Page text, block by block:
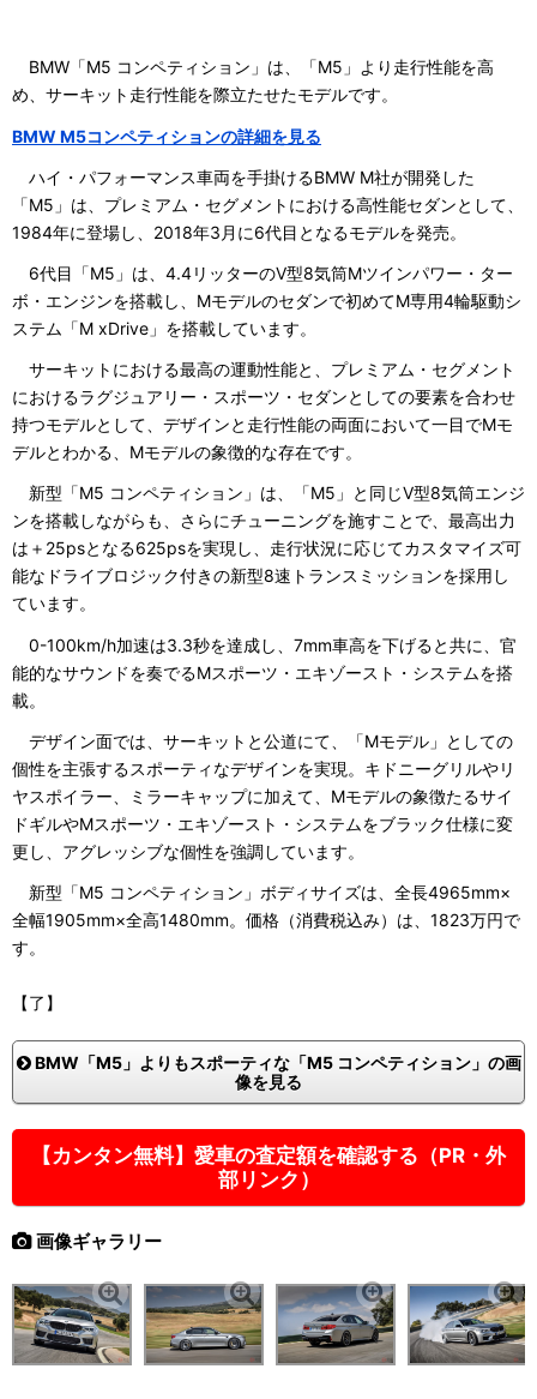
BMW「M5 コンペティション」は、「M5」より走行性能を高
め、サーキット走行性能を際立たせたモデルです。
BMW M5コンペティションの詳細を見る
ハイ・パフォーマンス車両を手掛けるBMW M社が開発した
「M5」は、プレミアム・セグメントにおける高性能セダンとして、
1984年に登場し、2018年3月に6代目となるモデルを発売。
6代目「M5」は、4.4リッターのV型8気筒Mツインパワー・ター
ボ・エンジンを搭載し、Mモデルのセダンで初めてM専用4輪駆動シ
ステム「M xDrive」を搭載しています。
サーキットにおける最高の運動性能と、プレミアム・セグメント
におけるラグジュアリー・スポーツ・セダンとしての要素を合わせ
持つモデルとして、デザインと走行性能の両面において一目でMモ
デルとわかる、Mモデルの象徴的な存在です。
新型「M5 コンペティション」は、「M5」と同じV型8気筒エンジ
ンを搭載しながらも、さらにチューニングを施すことで、最高出力
は＋25psとなる625psを実現し、走行状況に応じてカスタマイズ可
能なドライブロジック付きの新型8速トランスミッションを採用し
ています。
0-100km/h加速は3.3秒を達成し、7mm車高を下げると共に、官
能的なサウンドを奏でるMスポーツ・エキゾースト・システムを搭
載。
デザイン面では、サーキットと公道にて、「Mモデル」としての
個性を主張するスポーティなデザインを実現。キドニーグリルやリ
ヤスポイラー、ミラーキャップに加えて、Mモデルの象徴たるサイ
ドギルやMスポーツ・エキゾースト・システムをブラック仕様に変
更し、アグレッシブな個性を強調しています。
新型「M5 コンペティション」ボディサイズは、全長4965mm×
全幅1905mm×全高1480mm。価格（消費税込み）は、1823万円で
す。
【了】
BMW「M5」よりもスポーティな「M5 コンペティション」の画
像を見る
【カンタン無料】愛車の査定額を確認する（PR・外
部リンク）
画像ギャラリー